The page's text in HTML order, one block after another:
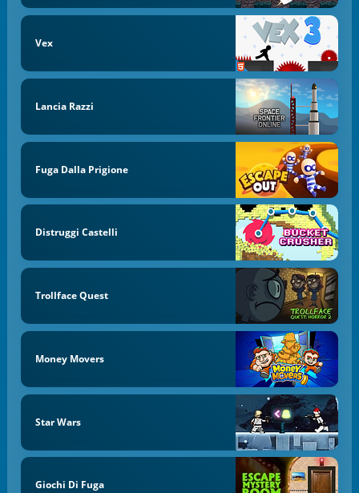
Vex
Lancia Razzi
Fuga Dalla Prigione
Distruggi Castelli
Trollface Quest
Money Movers
Star Wars
Giochi Di Fuga